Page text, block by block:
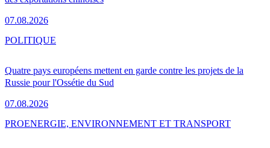
07.08.2026
Quatre pays européens mettent en garde contre les projets de la
Russie pour l'Ossétie du Sud
07.08.2026
POLITIQUE
PROENERGIE, ENVIRONNEMENT ET TRANSPORT